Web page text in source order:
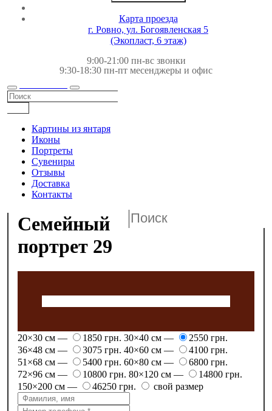
Карта проезда
г. Ровно, ул. Богоявленская 5
(Экопласт, 6 этаж)
9:00-21:00 пн-вс звонки
9:30-18:30 пн-пт месенджеры и офис
Картины из янтаря
Иконы
Портреты
Сувениры
Отзывы
Доставка
Контакты
Семейный
портрет 29
20×30 см — 1850 грн. 30×40 см —
2550 грн.
36×48 см —
3075 грн. 40×60 см —
4100 грн.
51×68 см —
5400 грн. 60×80 см —
6800 грн.
72×96 см —
10800 грн. 80×120 см —
14800 грн.
150×200 см —
46250 грн. свой размер